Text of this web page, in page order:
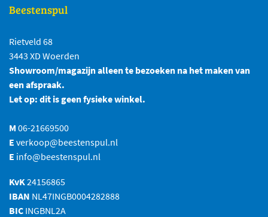
Beestenspul
Rietveld 68
3443 XD Woerden
Showroom/magazijn alleen te bezoeken na het maken van
een afspraak.
Let op: dit is geen fysieke winkel.
M 06-21669500
E verkoop@beestenspul.nl
E info@beestenspul.nl
KvK24156865
IBAN NL47INGB0004282888
BIC INGBNL2A